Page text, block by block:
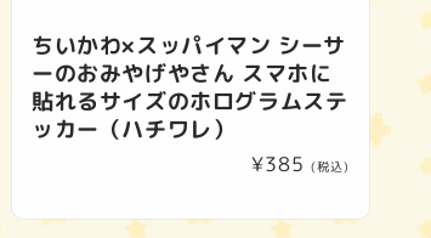
ちいかわ×スッパイマン シーサ
ーのおみやげやさん スマホに
貼れるサイズのホログラムステ
ッカー（ハチワレ）
通
価
¥385 (税込)